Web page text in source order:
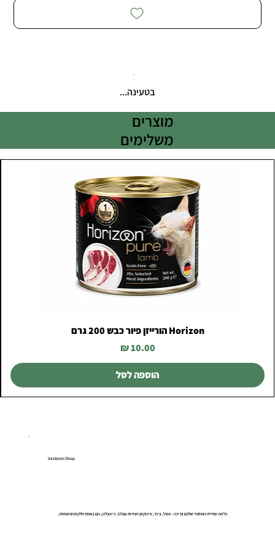
בטעינה...
מוצרים
משלימים
Horizon הורייזן פיור כבש 200 גרם
מחיר
הוספה לסל
VetAmin Shop
כל מה שחיית המחמד שלכם צריכה – אוכל, ציוד, פינוקים ושירות עם לב. כי אצלנו, הם באמת חלק מהמשפחה.